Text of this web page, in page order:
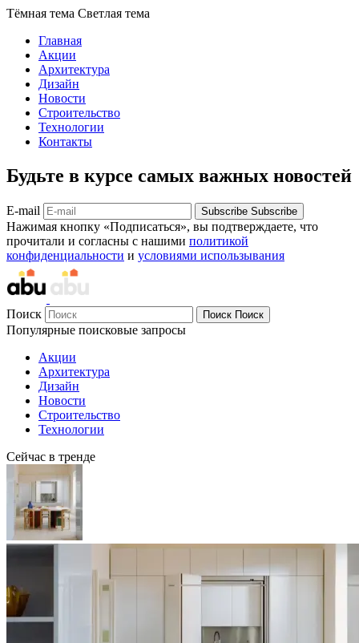
Тёмная тема Светлая тема
Главная
Акции
Архитектура
Дизайн
Новости
Строительство
Технологии
Контакты
Будьте в курсе самых важных новостей
E-mail Subscribe Subscribe
Нажимая кнопку «Подписаться», вы подтверждаете, что
прочитали и согласны с нашими политикой
конфиденциальности и условиями использывания
Поиск Поиск Поиск
Популярные поисковые запросы
Акции
Архитектура
Дизайн
Новости
Строительство
Технологии
Сейчас в тренде